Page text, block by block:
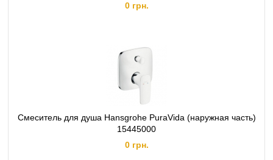
0 грн.
Смеситель для душа Hansgrohe PuraVida (наружная часть)
15445000
0 грн.